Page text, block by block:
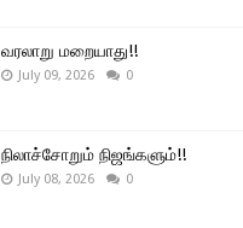
வரலாறு மறையாது!!
July 09, 2026 0
நிலாச்சோறும் நிஜங்களும்!!
July 08, 2026 0